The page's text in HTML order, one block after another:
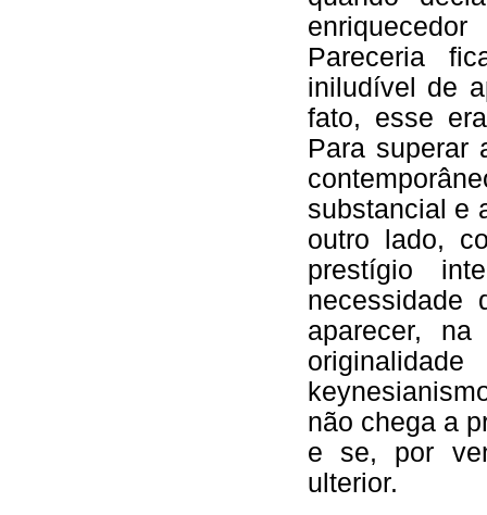
Pareceria
iniludível de
fato, esse
Para superar
substancial e
outro lado,
prestígio
necessidade
aparecer,
não chega a
e se, por
ulterior.